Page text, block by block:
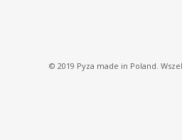
© 2019 Pyza made in Poland.